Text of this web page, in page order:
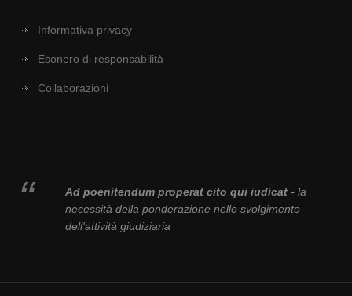
Informativa privacy
Esonero di responsabilità
Collaborazioni
Ad poenitendum properat cito qui iudicat- la
necessità della ponderazione nello svolgimento
dell'attività giudiziaria